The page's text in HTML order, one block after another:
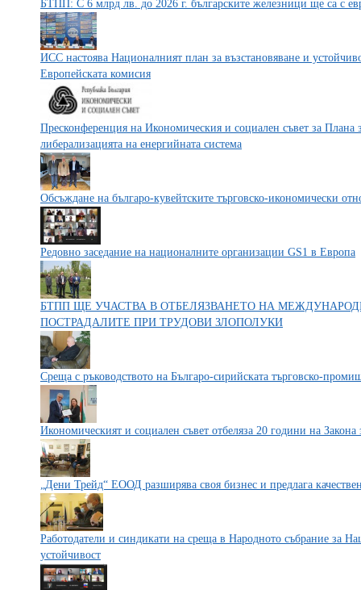
БТПП: С 6 млрд лв. до 2026 г. българските железници ще са с
ИСС настоява Националният план за възстановяване и
Европейската комисия
Пресконференция на Икономическия и социален съвет за Плана
либерализацията на енергийната система
Обсъждане на българо-кувейтските търговско-икономически
Редовно заседание на националните организации GS1 в Европа
БТПП ЩЕ УЧАСТВА В ОТБЕЛЯЗВАНЕТО НА
ПОСТРАДАЛИТЕ ПРИ ТРУДОВИ ЗЛОПОЛУКИ
Среща с ръководството на Българо-сирийската търговско-
Икономическият и социален съвет отбеляза 20 години на
„Дени Трейд“ ЕООД разширява своя бизнес и предлага
Работодатели и синдикати на среща в Народното събрание за
устойчивост